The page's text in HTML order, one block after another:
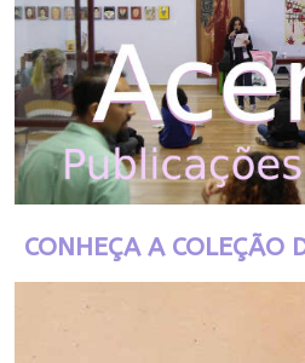
CONHEÇA A COLEÇÃO